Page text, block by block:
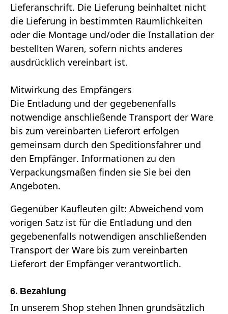
Lieferanschrift. Die Lieferung beinhaltet nicht
die Lieferung in bestimmten Räumlichkeiten
oder die Montage und/oder die Installation der
bestellten Waren, sofern nichts anderes
ausdrücklich vereinbart ist.
Mitwirkung des Empfängers
Die Entladung und der gegebenenfalls
notwendige anschließende Transport der Ware
bis zum vereinbarten Lieferort erfolgen
gemeinsam durch den Speditionsfahrer und
den Empfänger. Informationen zu den
Verpackungsmaßen finden sie Sie bei den
Angeboten.
Gegenüber Kaufleuten gilt: Abweichend vom
vorigen Satz ist für die Entladung und den
gegebenenfalls notwendigen anschließenden
Transport der Ware bis zum vereinbarten
Lieferort der Empfänger verantwortlich.
6. Bezahlung
In unserem Shop stehen Ihnen grundsätzlich